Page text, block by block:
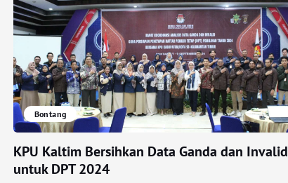
Bontang
KPU Kaltim Bersihkan Data Ganda dan Invalid
untuk DPT 2024